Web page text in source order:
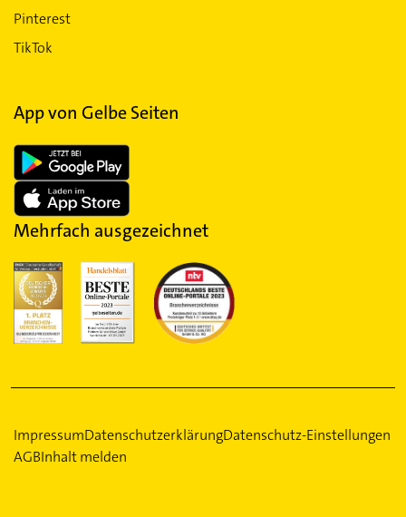
Pinterest
TikTok
App von Gelbe Seiten
Mehrfach ausgezeichnet
ImpressumDatenschutzerklärungDatenschutz-Einstellungen
AGBInhalt melden